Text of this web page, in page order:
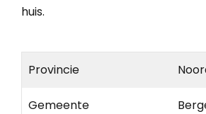
huis.
Provincie
Gemeente